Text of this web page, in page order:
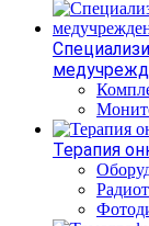
Терапия